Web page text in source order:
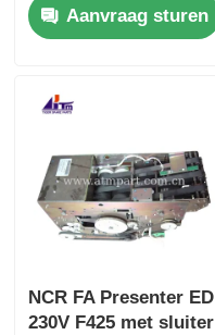
Aanvraag sturen
NCR FA Presenter ED
230V F425 met sluiter